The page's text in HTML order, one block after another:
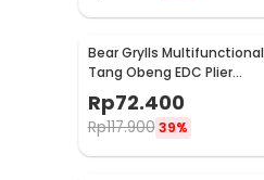
Bear Grylls Multifunctional
Tang Obeng EDC Plier
Survival Tool - MPA19
Rp72.400
Rp117.900 39%